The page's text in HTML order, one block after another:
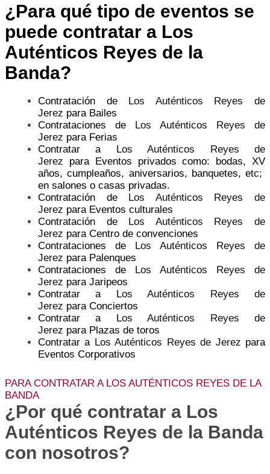
¿Para qué tipo de eventos se
puede contratar a Los
Auténticos Reyes de la
Banda?
Contratación de Los Auténticos Reyes de
Jerez para Bailes
Contrataciones de Los Auténticos Reyes de
Jerez para Ferias
Contratar a Los Auténticos Reyes de
Jerez para Eventos privados como: bodas, XV
años, cumpleaños, aniversarios, banquetes, etc;
en salones o casas privadas.
Contratación de Los Auténticos Reyes de
Jerez para Eventos culturales
Contratación de Los Auténticos Reyes de
Jerez para Centro de convenciones
Contrataciones de Los Auténticos Reyes de
Jerez para Palenques
Contrataciones de Los Auténticos Reyes de
Jerez para Jaripeos
Contratar a Los Auténticos Reyes de
Jerez para Conciertos
Contratar a Los Auténticos Reyes de
Jerez para Plazas de toros
Contratar a Los Auténticos Reyes de Jerez para
Eventos Corporativos
PARA CONTRATAR A LOS AUTÉNTICOS REYES DE LA
BANDA
¿Por qué contratar a Los
Auténticos Reyes de la Banda
con nosotros?